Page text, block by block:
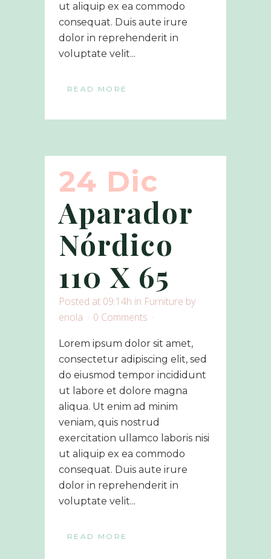
ut aliquip ex ea commodo
consequat. Duis aute irure
dolor in reprehenderit in
voluptate velit...
READ MORE
24 Dic
Aparador
Nórdico
110 X 65
Posted at 09:14h in Furniture by
enola
0 Comments
Lorem ipsum dolor sit amet,
consectetur adipiscing elit, sed
do eiusmod tempor incididunt
ut labore et dolore magna
aliqua. Ut enim ad minim
veniam, quis nostrud
exercitation ullamco laboris nisi
ut aliquip ex ea commodo
consequat. Duis aute irure
dolor in reprehenderit in
voluptate velit...
READ MORE